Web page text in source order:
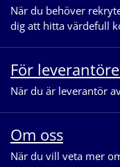
När du behöver
dig att hitta värdefull
För
När du är leverantör
Om oss
När du vill veta mer